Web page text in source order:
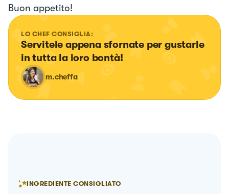
Buon appetito!
LO CHEF CONSIGLIA:
Servitele appena sfornate per gustarle
in tutta la loro bontà!
m.cheffa
INGREDIENTE CONSIGLIATO